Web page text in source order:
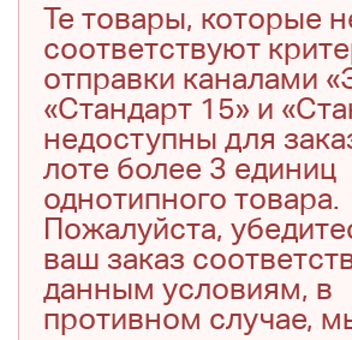
Те товары, которые
соответствуют
отправки каналами
«Стандарт 15» и
недоступны для
лоте более 3 единиц
однотипного товара.
Пожалуйста,
ваш заказ
данным условиям, в
противном случае,